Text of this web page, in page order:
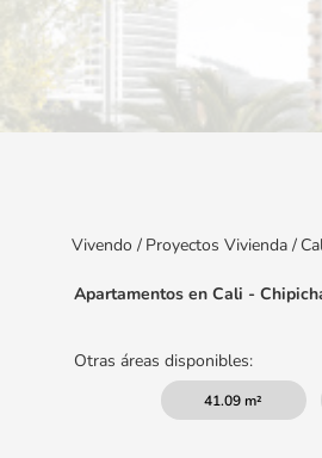
Vivendo / Proyectos Vivienda /
Apartamentos en Cali -
Otras áreas disponibles:
41.09 m²